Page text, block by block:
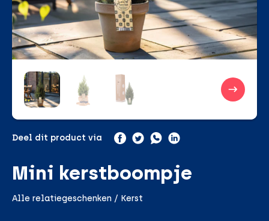
Deel dit product via
Mini kerstboompje
Alle relatiegeschenken / Kerst